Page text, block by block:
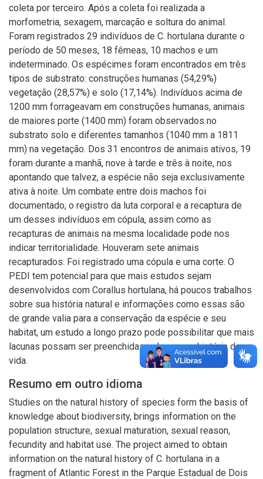
coleta por terceiro. Após a coleta foi realizada a
morfometria, sexagem, marcação e soltura do animal.
Foram registrados 29 indivíduos de C. hortulana durante o
período de 50 meses, 18 fêmeas, 10 machos e um
indeterminado. Os espécimes foram encontrados em três
tipos de substrato: construções humanas (54,29%)
vegetação (28,57%) e solo (17,14%). Indivíduos acima de
1200 mm forrageavam em construções humanas, animais
de maiores porte (1400 mm) foram observados no
substrato solo e diferentes tamanhos (1040 mm a 1811
mm) na vegetação. Dos 31 encontros de animais ativos, 19
foram durante a manhã, nove à tarde e três à noite, nos
apontando que talvez, a espécie não seja exclusivamente
ativa à noite. Um combate entre dois machos foi
documentado, o registro da luta corporal e a recaptura de
um desses indivíduos em cópula, assim como as
recapturas de animais na mesma localidade pode nos
indicar territorialidade. Houveram sete animais
recapturados. Foi registrado uma cópula e uma corte. O
PEDI tem potencial para que mais estudos sejam
desenvolvidos com Corallus hortulana, há poucos trabalhos
sobre sua história natural e informações como essas são
de grande valia para a conservação da espécie e seu
habitat, um estudo a longo prazo pode possibilitar que mais
lacunas possam ser preenchidas sobre a sua história de
vida.
Resumo em outro idioma
Studies on the natural history of species form the basis of
knowledge about biodiversity, brings information on the
population structure, sexual maturation, sexual reason,
fecundity and habitat use. The project aimed to obtain
information on the natural history of C. hortulana in a
fragment of Atlantic Forest in the Parque Estadual de Dois